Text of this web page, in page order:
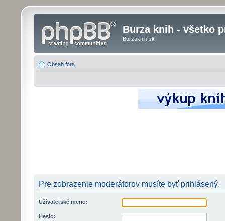
Burza knih - všetko
Burzaknih.sk
Obsah fóra
Pre zobrazenie moderátorov musíte byť prihlásený.
Užívateľské meno:
Heslo: